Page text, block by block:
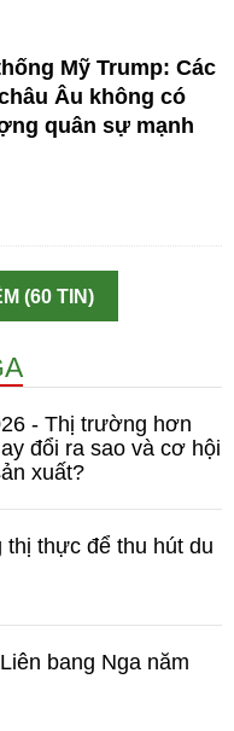
Mỹ Trump: Các
Âu không có
quân sự mạnh
(60 TIN)
- Thị trường hơn
đổi ra sao và cơ hội
xuất?
thực để thu hút du
bang Nga năm